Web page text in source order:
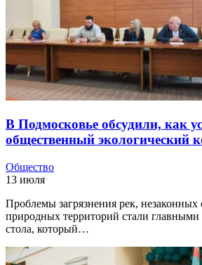
В Подмосковье обсудили, как
общественный экологический
Общество
13 июля
Проблемы загрязнения рек, незаконных
природных территорий стали главными
стола, который…